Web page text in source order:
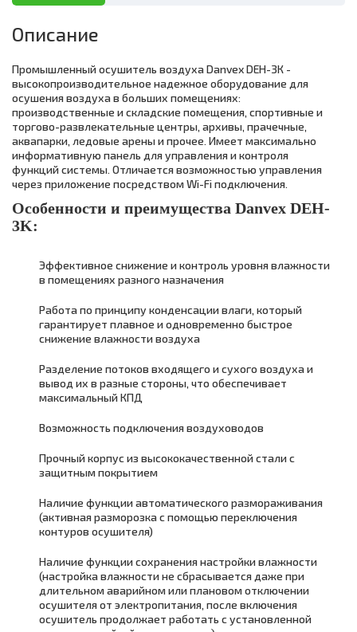
Описание
Промышленный осушитель воздуха Danvex DEH-3К -
высокопроизводительное надежное оборудование для
осушения воздуха в больших помещениях:
производственные и складские помещения, спортивные и
торгово-развлекательные центры, архивы, прачечные,
аквапарки, ледовые арены и прочее. Имеет максимально
информативную панель для управления и контроля
функций системы. Отличается возможностью управления
через приложение посредством Wi-Fi подключения.
Особенности и преимущества Danvex DEH-
3K:
Эффективное снижение и контроль уровня влажности
в помещениях разного назначения
Работа по принципу конденсации влаги, который
гарантирует плавное и одновременно быстрое
снижение влажности воздуха
Разделение потоков входящего и сухого воздуха и
вывод их в разные стороны, что обеспечивает
максимальный КПД
Возможность подключения воздуховодов
Прочный корпус из высококачественной стали с
защитным покрытием
Наличие функции автоматического размораживания
(активная разморозка с помощью переключения
контуров осушителя)
Наличие функции сохранения настройки влажности
(настройка влажности не сбрасывается даже при
длительном аварийном или плановом отключении
осушителя от электропитания, после включения
осушитель продолжает работать с установленной